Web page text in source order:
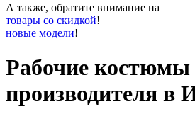
А также, обратите внимание на
товары со скидкой!
новые модели!
Рабочие костюмы
производителя в